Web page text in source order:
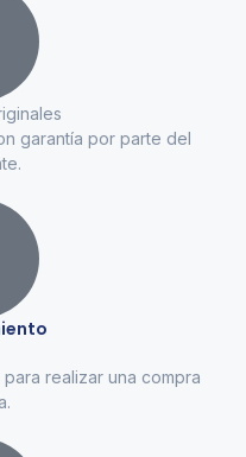
garantía por parte del
realizar una compra